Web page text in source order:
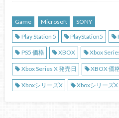
Game Microsoft
SONY
Play Station 5
PlayStation5
PS5 価格 XBOX Xbox
Xbox Series X 発売日 XBOX 価
XboxシリーズX Xboxシリーズ